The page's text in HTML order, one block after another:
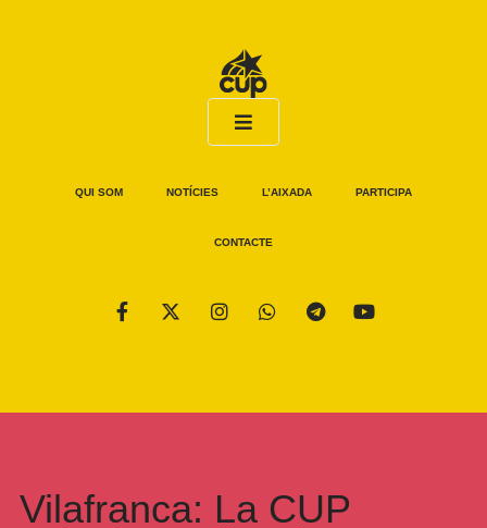
QUI SOM NOTÍCIES L’AIXADA PARTICIPA
CONTACTE
Vilafranca: La CUP